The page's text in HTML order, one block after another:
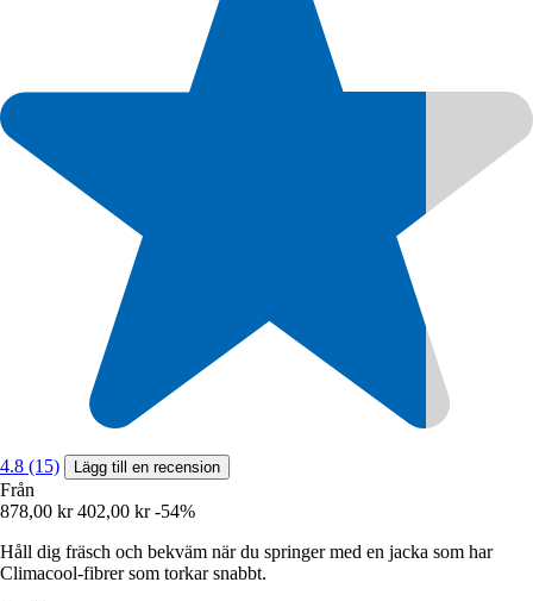
4.8 (15) Lägg till en recension
Från
878,00 kr 402,00 kr -54%
Håll dig fräsch och bekväm när du springer med en jacka som har
Climacool-fibrer som torkar snabbt.